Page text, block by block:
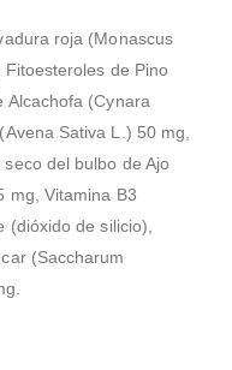
roja (Monascus
de Pino
Alcachofa (Cynara
Sativa L.) 50 mg,
del bulbo de Ajo
mg, Vitamina B3
de silicio),
(Saccharum